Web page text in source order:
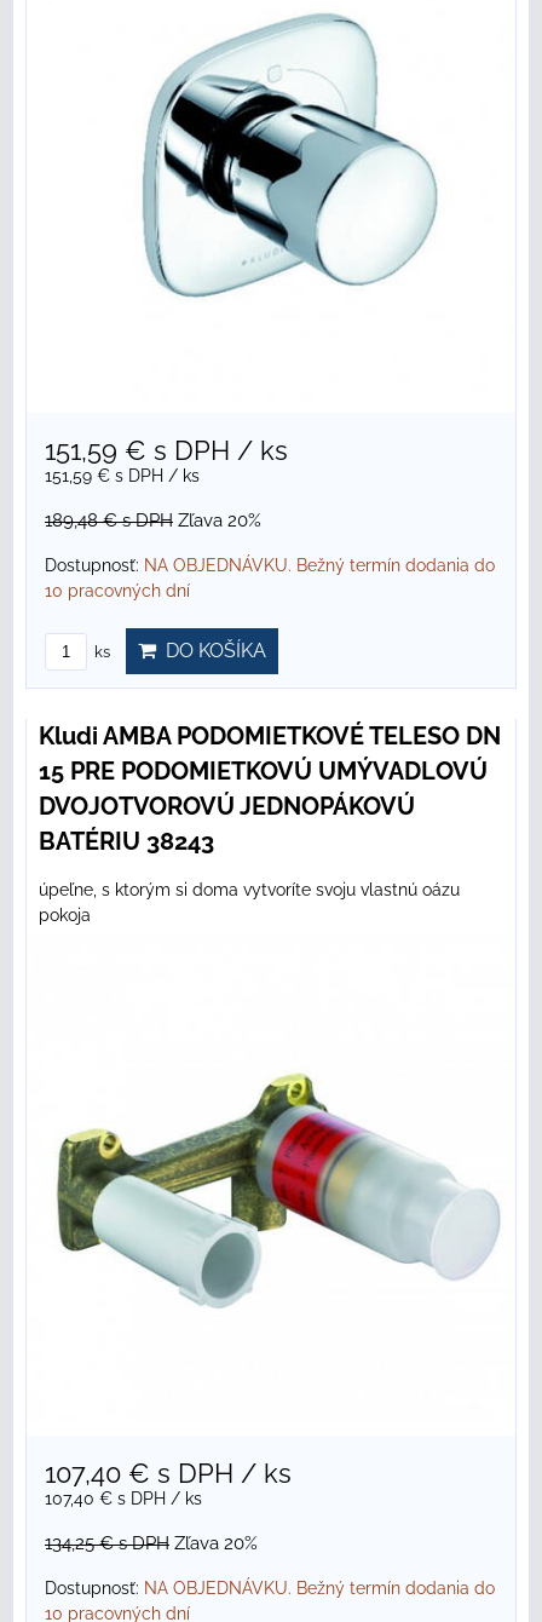
151,59 € s DPH / ks
151,59 € s DPH / ks
189,48 €s DPH Zľava 20%
Dostupnosť: NA OBJEDNÁVKU. Bežný termín dodania do
10 pracovných dní
ks DO KOŠÍKA
Kludi AMBA PODOMIETKOVÉ TELESO DN
15 PRE PODOMIETKOVÚ UMÝVADLOVÚ
DVOJOTVOROVÚ JEDNOPÁKOVÚ
BATÉRIU 38243
úpeľne, s ktorým si doma vytvoríte svoju vlastnú oázu
pokoja
107,40 € s DPH / ks
107,40 € s DPH / ks
134,25 €s DPH Zľava 20%
Dostupnosť: NA OBJEDNÁVKU. Bežný termín dodania do
10 pracovných dní